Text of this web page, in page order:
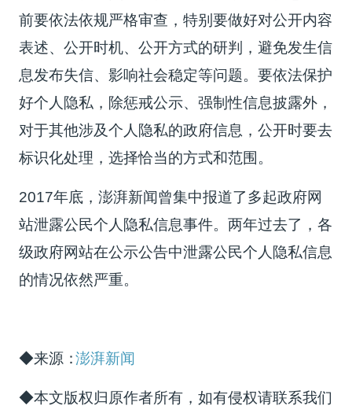
前要依法依规严格审查，特别要做好对公开内容
表述、公开时机、公开方式的研判，避免发生信
息发布失信、影响社会稳定等问题。要依法保护
好个人隐私，除惩戒公示、强制性信息披露外，
对于其他涉及个人隐私的政府信息，公开时要去
标识化处理，选择恰当的方式和范围。
2017年底，澎湃新闻曾集中报道了多起政府网
站泄露公民个人隐私信息事件。两年过去了，各
级政府网站在公示公告中泄露公民个人隐私信息
的情况依然严重。
◆来源：澎湃新闻
◆本文版权归原作者所有，如有侵权请联系我们